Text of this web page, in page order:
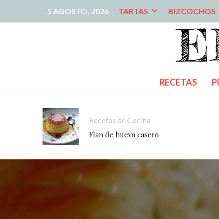
5 AGOSTO, 2026 TARTAS BIZCOCHOS
RECETAS
Recetas de Cocina
Flan de huevo casero